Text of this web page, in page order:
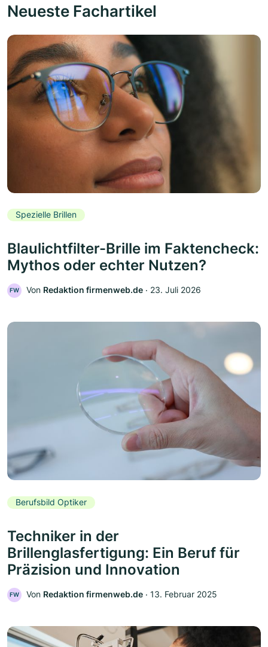
Neueste Fachartikel
Spezielle Brillen
Blaulichtfilter-Brille im Faktencheck:
Mythos oder echter Nutzen?
FW Von Redaktion firmenweb.de ‧ 23. Juli 2026
Berufsbild Optiker
Techniker in der
Brillenglasfertigung: Ein Beruf für
Präzision und Innovation
FW Von Redaktion firmenweb.de ‧ 13. Februar 2025